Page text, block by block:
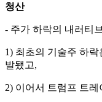
청산
- 주가 하락의 내러티
1) 최초의 기술주 하
발됐고,
2) 이어서 트럼프 트